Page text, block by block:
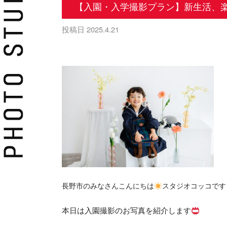
【入園・入学撮影プラン】新生活、
投稿日 2025.4.21
長野市のみなさんこんにちは スタジオコッコです
本日は入園撮影のお写真を紹介します